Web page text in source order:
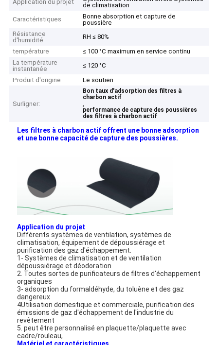
Application du projet
de climatisation
Caractéristiques
Bonne absorption et capture de
poussière
Résistance
d'humidité
RH ≤ 80%
température
≤ 100 °C maximum en service continu
La température
instantanée
≤ 120 °C
Produit d'origine
Le soutien
Surligner:
Bon taux d'adsorption des filtres à
charbon actif
,
performance de capture des poussières
des filtres à charbon actif
Les filtres à charbon actif offrent une bonne adsorption
et une bonne capacité de capture des poussières.
Application du projet
Différents systèmes de ventilation, systèmes de
climatisation, équipement de dépoussiérage et
purification des gaz d'échappement.
1- Systèmes de climatisation et de ventilation
dépoussiérage et déodoration
2. Toutes sortes de purificateurs de filtres d'échappement
organiques
3- adsorption du formaldéhyde, du toluène et des gaz
dangereux
4Utilisation domestique et commerciale, purification des
émissions de gaz d'échappement de l'industrie du
revêtement
5. peut être personnalisé en plaquette/plaquette avec
cadre/rouleau,